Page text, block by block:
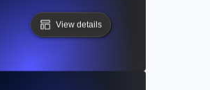
View details